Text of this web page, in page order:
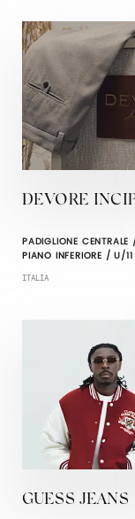
DEVORE
PADIGLIONE CENTRALE
PIANO INFERIORE / U/
ITALIA
GUESS JEANS